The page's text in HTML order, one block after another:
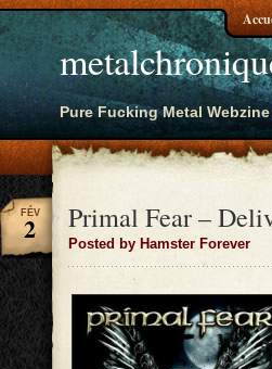
Pure Fucking Metal
Primal Fear –
Posted by Hamster Forever
FÉV
2